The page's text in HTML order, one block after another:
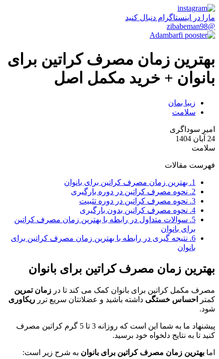
مارا در اینستاگرام دنبال کنید
@zibabeman98
بهترین زمان مصرف کراتین برای
بانوان + خرید مکمل اصل
زیبا بمان
سلامت
امیر سوداگری
24 آبان 1404
سلامت
فهرست مقالات
1. بهترین زمان مصرف کراتین برای بانوان
2. نحوه مصرف کراتین در دوره بارگیری
3. نحوه مصرف کراتین در دوره تثبیت
4. نحوه مصرف کراتین بدون بارگیری
5. سوالات متداول در رابطه با بهترین زمان مصرف کراتین
برای بانوان
6. نتیجه گیری در رابطه با بهترین زمان مصرف کراتین برای
بانوان
بهترین زمان مصرف کراتین برای بانوان
مصرف مکمل کراتین برای بانوان کمک می کند تا در زمان تمرین
کمتر
احساس خستگی داشته باشید و عضلاتتان سریع ترر ریکاوری
شود.
پیشنهاد ما به شما این است که روزانه 3 تا 5 گرم کراتین مصرف
کنید تا به نتایج دلخواه خود برسید.
اما بهترین زمان مصرف کراتین برای بانوان به شرح زیر است: